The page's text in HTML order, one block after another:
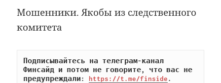
Мошенники. Якобы из следственного
комитета
Подписывайтесь на телеграм-канал
Финсайд и потом не говорите, что вас не
предупреждали: https://t.me/finside.